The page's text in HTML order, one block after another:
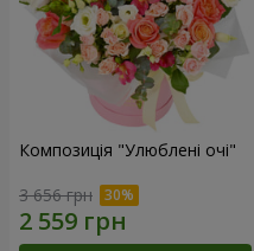
Композиція "Улюблені очі"
3 656 грн